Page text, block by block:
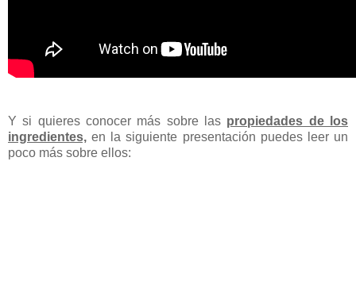
Y si quieres conocer más sobre las propiedades de los
ingredientes, en la siguiente presentación puedes leer un
poco más sobre ellos: